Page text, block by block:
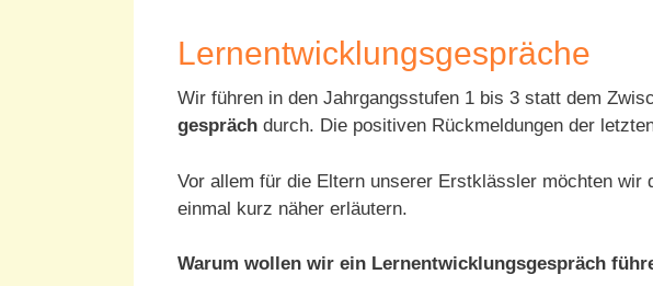
Lernentwicklungsgespräche
Wir führen in den Jahrgangsstufen 1 bis 3 statt dem
gespräch durch. Die positiven Rückmeldungen der
Vor allem für die Eltern unserer Erstklässler möchten wir
einmal kurz näher erläutern.
Warum wollen wir ein Lernentwicklungsgespräch